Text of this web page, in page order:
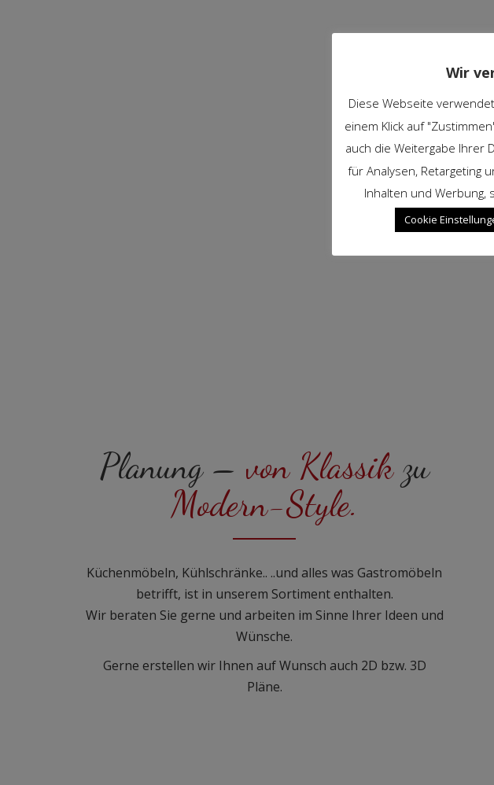
Planung – von Klassik zu
Modern-Style.
Küchenmöbeln, Kühlschränke.. ..und alles was Gastromöbeln
betrifft, ist in unserem Sortiment enthalten.
Wir beraten Sie gerne und arbeiten im Sinne Ihrer Ideen und
Wünsche.
Gerne erstellen wir Ihnen auf Wunsch auch 2D bzw. 3D
Pläne.
Wir
Diese Webseite
einem Klick auf
auch die Weitergabe Ihrer
für Analysen, Retargeting
Inhalten und Werbung,
Cookie